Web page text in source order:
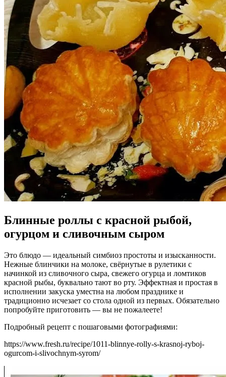
Блинные роллы с красной рыбой,
огурцом и сливочным сыром
Это блюдо — идеальный симбиоз простоты и изысканности.
Нежные блинчики на молоке, свёрнутые в рулетики с
начинкой из сливочного сыра, свежего огурца и ломтиков
красной рыбы, буквально тают во рту. Эффектная и простая в
исполнении закуска уместна на любом празднике и
традиционно исчезает со стола одной из первых. Обязательно
попробуйте приготовить — вы не пожалеете!
Подробный рецепт с пошаговыми фотографиями:
https://www.fresh.ru/recipe/1011-blinnye-rolly-s-krasnoj-ryboj-
ogurcom-i-slivochnym-syrom/